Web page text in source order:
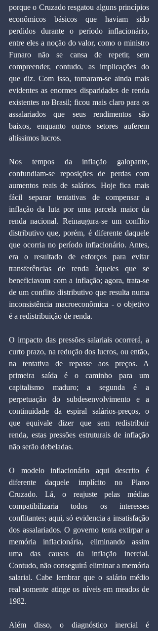
porque o Cruzado resgatou alguns princípios
econômicos básicos que haviam sido
perdidos durante o período inflacionário,
entre eles a noção do valor, como o ministro
Funaro não se cansa de repetir, sem
compreender, contudo, as implicações do
que diz. Com isso, tornaram-se ainda mais
evidentes as enormes disparidades de renda
existentes no Brasil; ficou mais claro para os
assalariados que seus rendimentos são
baixos, enquanto outros setores auferem
altíssimos lucros.
Nos tempos da inflação galopante,
confundiam-se reposições de perdas com
aumentos reais de salários. Hoje fica mais
fácil separar tentativas de compensar a
inflação da luta por uma parcela maior da
renda nacional. Reinaugura-se um conflito
distributivo que, porém, é diferente daquele
que ocorria no período inflacionário. Antes,
era o resultado de esforços para evitar
transferências de renda àqueles que se
beneficiavam com a inflação; agora, trata-se
de um conflito distributivo que resulta numa
inconsistência macroeconômica - o objetivo
é a redistribuição de renda.
O impacto das pressões salariais ocorrerá, a
curto prazo, na redução dos lucros, ou então,
na tentativa de repasse aos preços. A
primeira saída é o caminho para um
capitalismo maduro; a segunda é a
perpetuação do subdesenvolvimento e a
continuidade da espiral salários-preços, o
que equivale dizer que sem redistribuir
renda, estas pressões estruturais de inflação
não serão debeladas.
O modelo inflacionário aqui descrito é
diferente daquele implícito no Plano
Cruzado. Lá, o reajuste pelas médias
compatibilizaria todos os interesses
conflitantes; aqui, só evidencia a insatisfação
dos assalariados. O governo tenta extirpar a
memória inflacionária, eliminando assim
uma das causas da inflação inercial.
Contudo, não conseguirá eliminar a memória
salarial. Cabe lembrar que o salário médio
real somente atinge os níveis em meados de
1982.
Além disso, o diagnóstico inercial é